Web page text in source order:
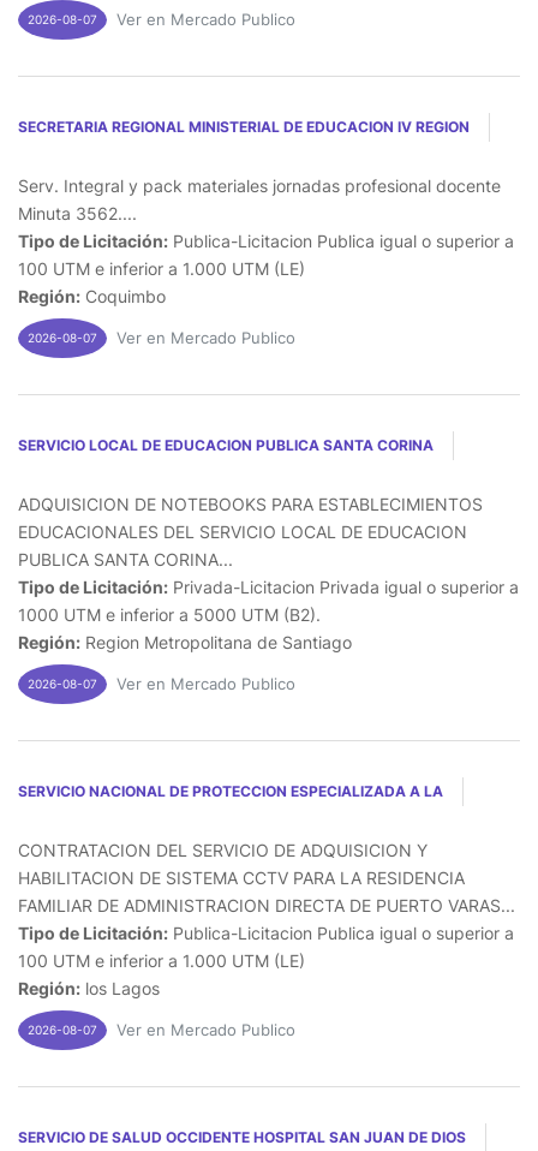
2026-08-07 Ver en Mercado Publico
SECRETARIA REGIONAL MINISTERIAL DE EDUCACION IV REGION
Serv. Integral y pack materiales jornadas profesional docente
Minuta 3562....
Tipo de Licitación: Publica-Licitacion Publica igual o superior a
100 UTM e inferior a 1.000 UTM (LE)
Región: Coquimbo
2026-08-07 Ver en Mercado Publico
SERVICIO LOCAL DE EDUCACION PUBLICA SANTA CORINA
ADQUISICION DE NOTEBOOKS PARA ESTABLECIMIENTOS
EDUCACIONALES DEL SERVICIO LOCAL DE EDUCACION
PUBLICA SANTA CORINA...
Tipo de Licitación: Privada-Licitacion Privada igual o superior a
1000 UTM e inferior a 5000 UTM (B2).
Región: Region Metropolitana de Santiago
2026-08-07 Ver en Mercado Publico
SERVICIO NACIONAL DE PROTECCION ESPECIALIZADA A LA
CONTRATACION DEL SERVICIO DE ADQUISICION Y
HABILITACION DE SISTEMA CCTV PARA LA RESIDENCIA
FAMILIAR DE ADMINISTRACION DIRECTA DE PUERTO VARAS...
Tipo de Licitación: Publica-Licitacion Publica igual o superior a
100 UTM e inferior a 1.000 UTM (LE)
Región: los Lagos
2026-08-07 Ver en Mercado Publico
SERVICIO DE SALUD OCCIDENTE HOSPITAL SAN JUAN DE DIOS